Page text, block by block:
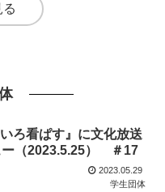
る
ろ看ぱす』に文化放送
ー（2023.5.25） ＃17
2023.05.29
学生団体